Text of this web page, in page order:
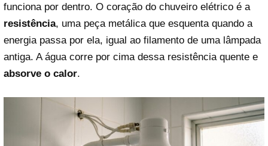
funciona por dentro. O coração do chuveiro elétrico é a
resistência, uma peça metálica que esquenta quando a
energia passa por ela, igual ao filamento de uma lâmpada
antiga. A água corre por cima dessa resistência quente e
absorve o calor.